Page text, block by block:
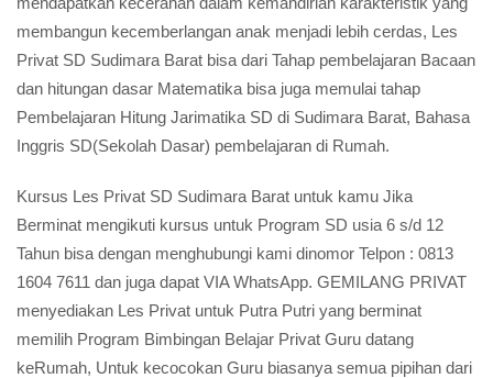
membangun kecemberlangan anak menjadi lebih cerdas, Les
Privat SD Sudimara Barat bisa dari Tahap pembelajaran Bacaan
dan hitungan dasar Matematika bisa juga memulai tahap
Pembelajaran Hitung Jarimatika SD di Sudimara Barat, Bahasa
Inggris SD(Sekolah Dasar) pembelajaran di Rumah.
Kursus Les Privat SD Sudimara Barat untuk kamu Jika
Berminat mengikuti kursus untuk Program SD usia 6 s/d 12
Tahun bisa dengan menghubungi kami dinomor Telpon : 0813
1604 7611 dan juga dapat VIA WhatsApp. GEMILANG PRIVAT
menyediakan Les Privat untuk Putra Putri yang berminat
memilih Program Bimbingan Belajar Privat Guru datang
keRumah, Untuk kecocokan Guru biasanya semua pipihan dari